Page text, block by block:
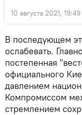
10 августа 2021, 19:49
В последующем
ослабевать.
постепенная
официального
давлением
Компромиссом
стремлением